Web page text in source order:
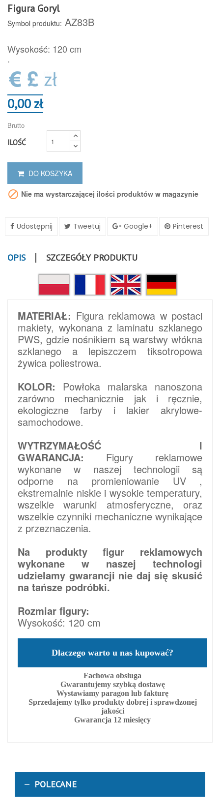
Figura Goryl
Symbol produktu: AZ83B
Wysokość: 120 cm
.
0,00 zł
Brutto
ILOŚĆ
DO KOSZYKA
 Nie ma wystarczającej ilości produktów w magazynie
Udostępnij Tweetuj Google+ Pinterest
OPIS SZCZEGÓŁY PRODUKTU
MATERIAŁ: Figura reklamowa w postaci
makiety, wykonana z laminatu szklanego
PWS, gdzie nośnikiem są warstwy włókna
szklanego a lepiszczem tiksotropowa
żywica poliestrowa.
KOLOR: Powłoka malarska nanoszona
zarówno mechanicznie jak i ręcznie,
ekologiczne farby i lakier akrylowe-
samochodowe.
WYTRZYMAŁOŚĆ I
GWARANCJA: Figury reklamowe
wykonane w naszej technologii są
odporne na promieniowanie UV ,
ekstremalnie niskie i wysokie temperatury,
wszelkie warunki atmosferyczne, oraz
wszelkie czynniki mechaniczne wynikające
z przeznaczenia.
Na produkty figur reklamowych
wykonane w naszej technologi
udzielamy gwarancji nie daj się skusić
na tańsze podróbki.
Rozmiar figury:
Wysokość: 120 cm
Dlaczego warto u nas kupować?
Fachowa obsługa
Gwarantujemy szybką dostawę
Wystawiamy paragon lub fakturę
Sprzedajemy tylko produkty dobrej i sprawdzonej
jakości
Gwarancja 12 miesięcy
POLECANE